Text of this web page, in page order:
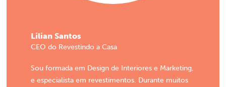
Lilian Santos
CEO do Revestindo a Casa
Sou formada em Design de Interiores e Marketing,
e especialista em revestimentos. Durante muitos